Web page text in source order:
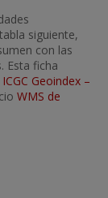
siguiente,
con las
Esta ficha
ICGC Geoindex –
WMS de